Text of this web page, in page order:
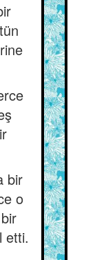
bir
o
etti.